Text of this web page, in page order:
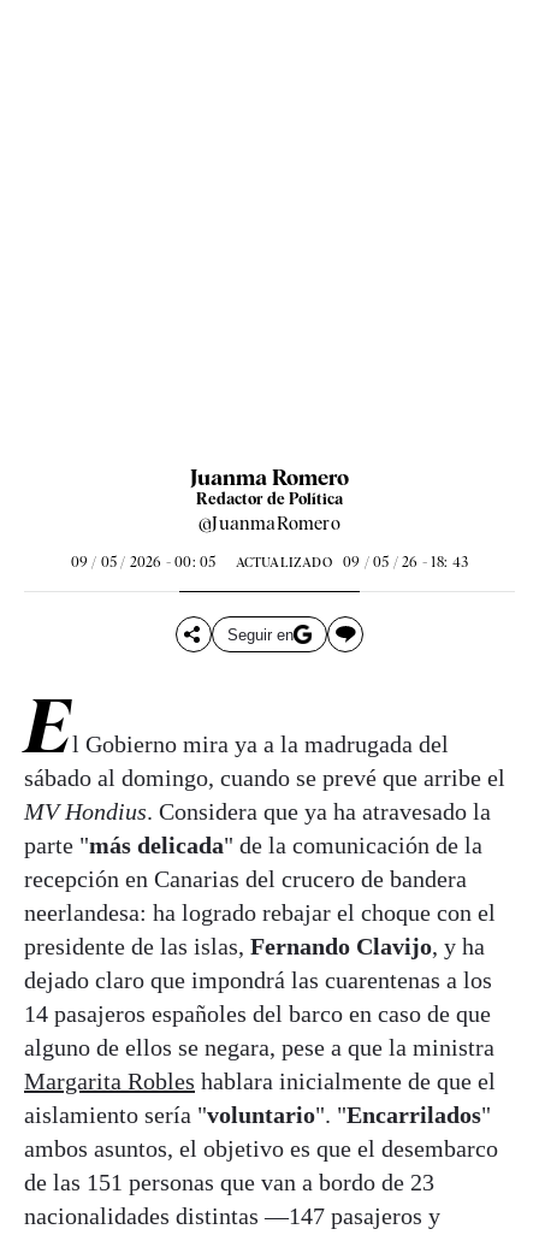
Juanma Romero
Redactor de Política
@JuanmaRomero
09 / 05 / 2026 - 00: 05 ACTUALIZADO 09 / 05 / 26 - 18: 43
Seguir en
El Gobierno mira ya a la madrugada del
sábado al domingo, cuando se prevé que arribe el
MV Hondius. Considera que ya ha atravesado la
parte "más delicada" de la comunicación de la
recepción en Canarias del crucero de bandera
neerlandesa: ha logrado rebajar el choque con el
presidente de las islas, Fernando Clavijo, y ha
dejado claro que impondrá las cuarentenas a los
14 pasajeros españoles del barco en caso de que
alguno de ellos se negara, pese a que la ministra
Margarita Robles hablara inicialmente de que el
aislamiento sería "voluntario". "Encarrilados"
ambos asuntos, el objetivo es que el desembarco
de las 151 personas que van a bordo de 23
nacionalidades distintas —147 pasajeros y